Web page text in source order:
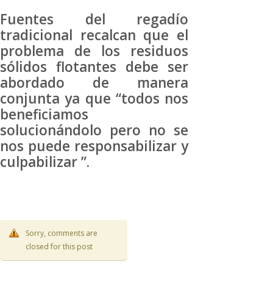
Fuentes del regadío
tradicional recalcan que el
problema de los residuos
sólidos flotantes debe ser
abordado de manera
conjunta ya que “todos nos
beneficiamos
solucionándolo pero no se
nos puede responsabilizar y
culpabilizar ”.
Sorry, comments are
closed for this post